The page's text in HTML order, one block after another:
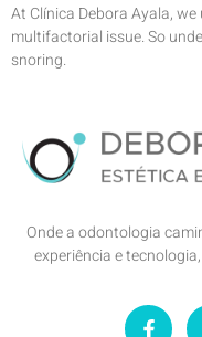
At Clínica Debora Ayala,
multifactorial issue. So
snoring.
Onde a odontologia
experiência e